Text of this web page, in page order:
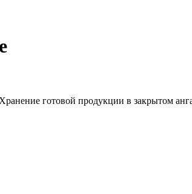
готовой продукции в закрытом